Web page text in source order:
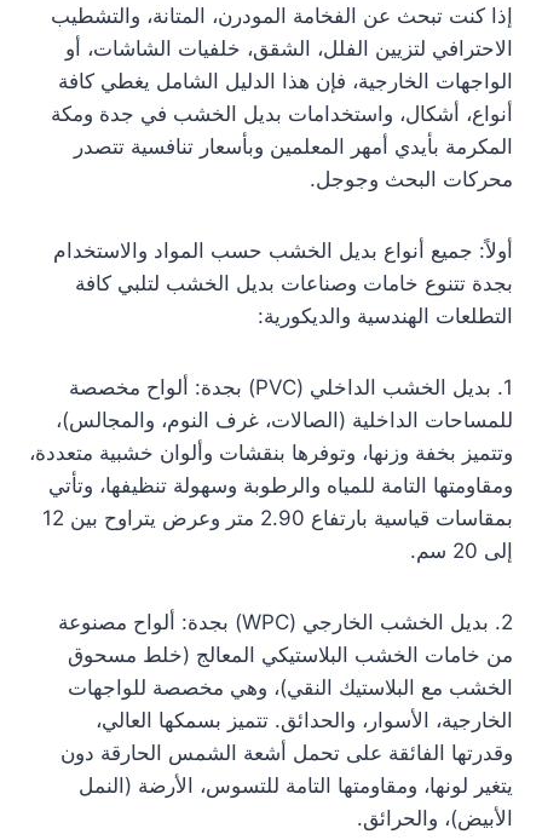
إذا كنت تبحث عن الفخامة المودرن، المتانة، والتشطيب
الاحترافي لتزيين الفلل، الشقق، خلفيات الشاشات، أو
الواجهات الخارجية، فإن هذا الدليل الشامل يغطي كافة
أنواع، أشكال، واستخدامات بديل الخشب في جدة ومكة
المكرمة بأيدي أمهر المعلمين وبأسعار تنافسية تتصدر
محركات البحث وجوجل.
أولاً: جميع أنواع بديل الخشب حسب المواد والاستخدام
بجدة تتنوع خامات وصناعات بديل الخشب لتلبي كافة
التطلعات الهندسية والديكورية:
1. بديل الخشب الداخلي (PVC) بجدة: ألواح مخصصة
للمساحات الداخلية (الصالات، غرف النوم، والمجالس)،
وتتميز بخفة وزنها، وتوفرها بنقشات وألوان خشبية متعددة،
ومقاومتها التامة للمياه والرطوبة وسهولة تنظيفها، وتأتي
بمقاسات قياسية بارتفاع 2.90 متر وعرض يتراوح بين 12
إلى 20 سم.
2. بديل الخشب الخارجي (WPC) بجدة: ألواح مصنوعة
من خامات الخشب البلاستيكي المعالج (خلط مسحوق
الخشب مع البلاستيك النقي)، وهي مخصصة للواجهات
الخارجية، الأسوار، والحدائق. تتميز بسمكها العالي،
وقدرتها الفائقة على تحمل أشعة الشمس الحارقة دون
يتغير لونها، ومقاومتها التامة للتسوس، الأرضة (النمل
الأبيض)، والحرائق.